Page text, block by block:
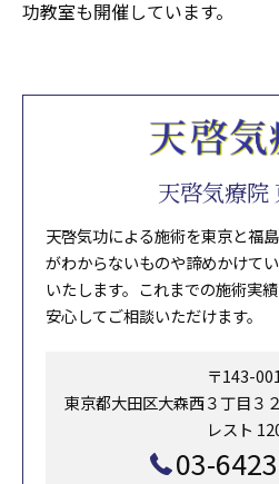
功教室も開催しています。
天啓気療院
天啓気功による施術を東京と福
がわからないものや諦めかけて
いたします。これまでの施術実
安心してご相談いただけます。
〒143-
東京都大田区大森西３丁目３
レスト
03-